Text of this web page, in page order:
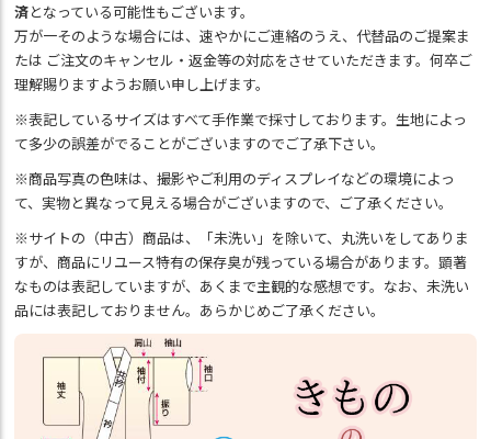
済となっている可能性もございます。
万が一そのような場合には、速やかにご連絡のうえ、代替品のご提案ま
たは ご注文のキャンセル・返金等の対応をさせていただきます。何卒ご
理解賜りますようお願い申し上げます。
※表記しているサイズはすべて手作業で採寸しております。生地によっ
て多少の誤差がでることがございますのでご了承下さい。
※商品写真の色味は、撮影やご利用のディスプレイなどの環境によっ
て、実物と異なって見える場合がございますので、ご了承ください。
※サイトの（中古）商品は、「未洗い」を除いて、丸洗いをしてありま
すが、商品にリユース特有の保存臭が残っている場合があります。顕著
なものは表記していますが、あくまで主観的な感想です。なお、未洗い
品には表記しておりません。あらかじめご了承ください。